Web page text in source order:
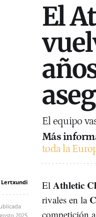
El
El equipo
Más
toda la
Lertxundi
2025
El Athletic
rivales en la
competición